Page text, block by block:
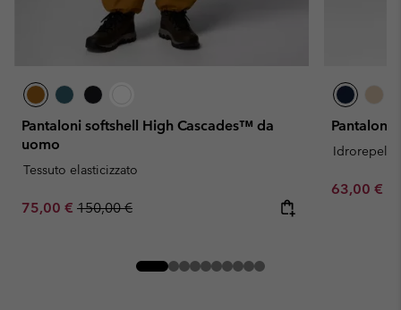
Pantaloni softshell High Cascades™ da
uomo
Tessuto elasticizzato
Sale price:
75,00 € Regular price:
150,00 €
Pantaloni
Minimum
63,00 €